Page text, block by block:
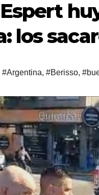
los
#Argentina, #Berisso,